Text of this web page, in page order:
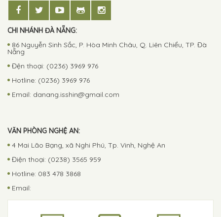
CHI NHÁNH ĐÀ NẴNG:
86 Nguyễn Sinh Sắc, P. Hòa Minh Châu, Q. Liên Chiểu, TP. Đà
Nẵng
Đện thoại: (0236) 3969 976
Hotline: (0236) 3969 976
Email: danang.isshin@gmail.com
VĂN PHÒNG NGHỆ AN:
4 Mai Lão Bạng, xã Nghi Phú, Tp. Vinh, Nghệ An
Điện thoại: (0238) 3565 959
Hotline: 083 478 3868
Email: